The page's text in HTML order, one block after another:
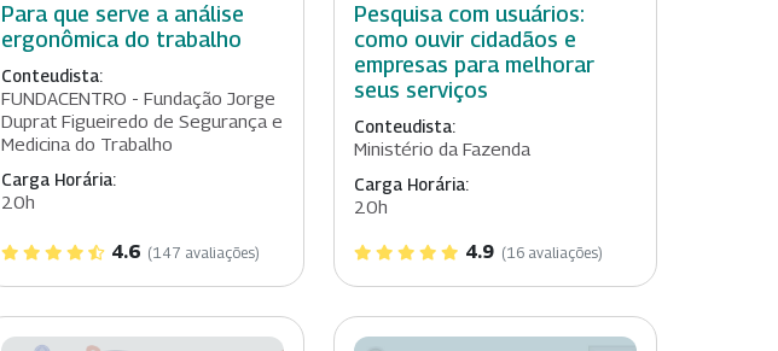
Para que serve a análise
ergonômica do trabalho
Conteudista:
FUNDACENTRO - Fundação Jorge
Duprat Figueiredo de Segurança e
Medicina do Trabalho
Carga Horária:
20h
4.6 (147 avaliações)
Pesquisa com usuários:
como ouvir cidadãos e
empresas para melhorar
seus serviços
Conteudista:
Ministério da Fazenda
Carga Horária:
20h
4.9 (16 avaliações)